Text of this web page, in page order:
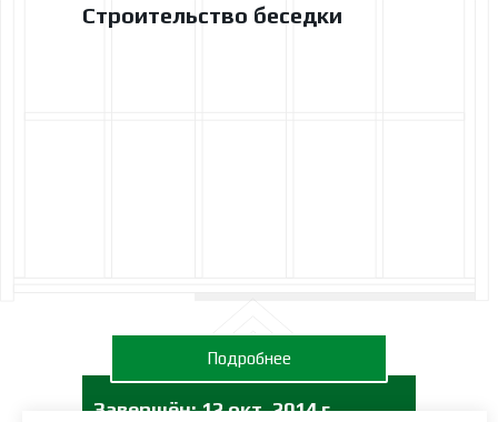
Строительство беседки
Завершён:12 окт. 2014 г.
Подробнее